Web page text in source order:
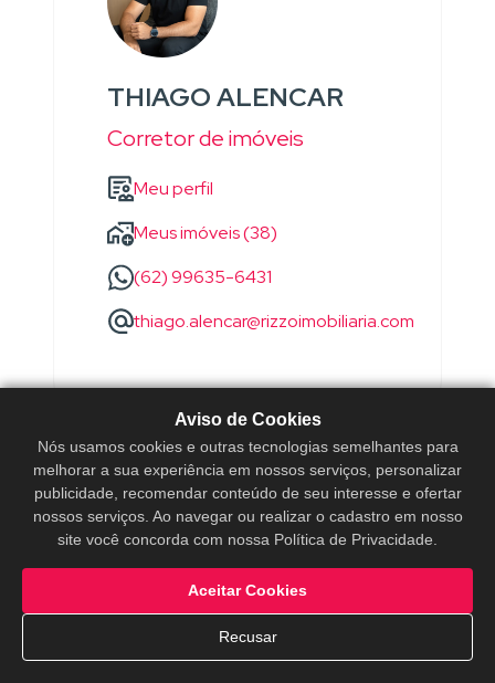
THIAGO ALENCAR
Corretor de imóveis
Meu perfil
Meus imóveis (38)
(62) 99635-6431
thiago.alencar@rizzoimobiliaria.com
WANDERSON
SOARES
Aviso de Cookies
Nós usamos cookies e outras tecnologias semelhantes para
melhorar a sua experiência em nossos serviços, personalizar
publicidade, recomendar conteúdo de seu interesse e ofertar
nossos serviços. Ao navegar ou realizar o cadastro em nosso
site você concorda com nossa Política de Privacidade.
Recusar
Aceitar Cookies